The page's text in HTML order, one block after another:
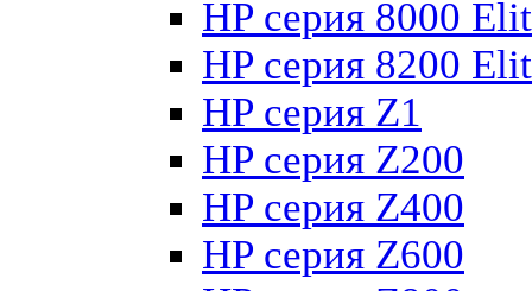
HP серия 8000
HP серия 8200
HP серия Z1
HP серия Z200
HP серия Z400
HP серия Z600